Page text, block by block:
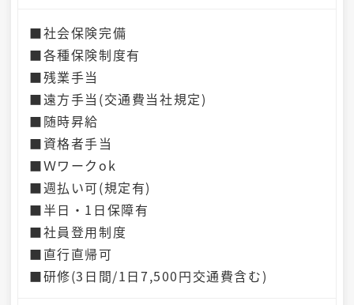
■社会保険完備
■各種保険制度有
■残業手当
■遠方手当(交通費当社規定)
■随時昇給
■資格者手当
■Ｗワークok
■週払い可(規定有)
■半日・1日保障有
■社員登用制度
■直行直帰可
■研修(3日間/1日7,500円交通費含む)